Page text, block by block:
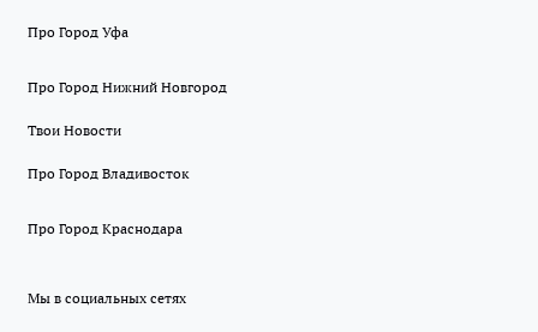
Про Город Уфа
Про Город Нижний Новгород
Твои Новости
Про Город Владивосток
Про Город Краснодара
Мы в социальных сетях